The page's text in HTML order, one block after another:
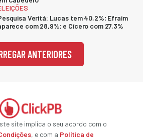
Veritá: Lucas tem 40,2%; Efraim
com 28,9%; e Cícero com 27,3%
ANTERIORES
site implica o seu acordo com o
, e com a Política de